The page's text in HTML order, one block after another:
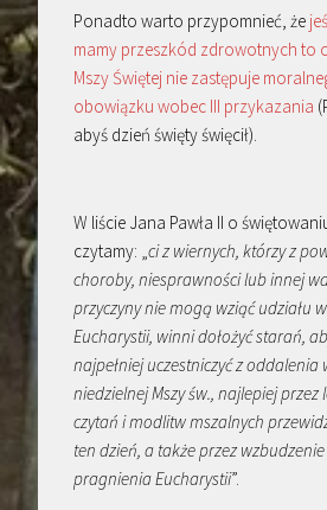
Ponadto warto przypomnieć, że
mamy przeszkód zdrowotnych to
Mszy Świętej nie zastępuje
obowiązku wobec III przykazania
abyś dzień święty święcił).
W liście Jana Pawła II o
czytamy: „ci z wiernych, którzy z
choroby, niesprawności lub innej
przyczyny nie mogą wziąć udziału w
Eucharystii, winni dołożyć starań,
najpełniej uczestniczyć z oddalenia
niedzielnej Mszy św., najlepiej przez
czytań i modlitw mszalnych
ten dzień, a także przez
pragnienia Eucharystii”.